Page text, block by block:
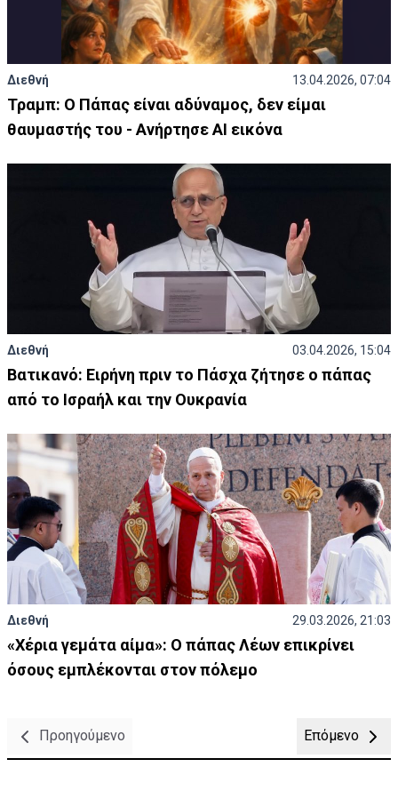
Διεθνή 13.04.2026, 07:04
Τραμπ: Ο Πάπας είναι αδύναμος, δεν είμαι
θαυμαστής του - Ανήρτησε AI εικόνα
Διεθνή 03.04.2026, 15:04
Βατικανό: Ειρήνη πριν το Πάσχα ζήτησε ο πάπας
από το Ισραήλ και την Ουκρανία
Διεθνή 29.03.2026, 21:03
«Χέρια γεμάτα αίμα»: Ο πάπας Λέων επικρίνει
όσους εμπλέκονται στον πόλεμο
Προηγούμενο Επόμενο